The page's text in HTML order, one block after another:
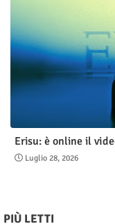
Erisu: è online il
Luglio 28, 2026
PIÙ LETTI